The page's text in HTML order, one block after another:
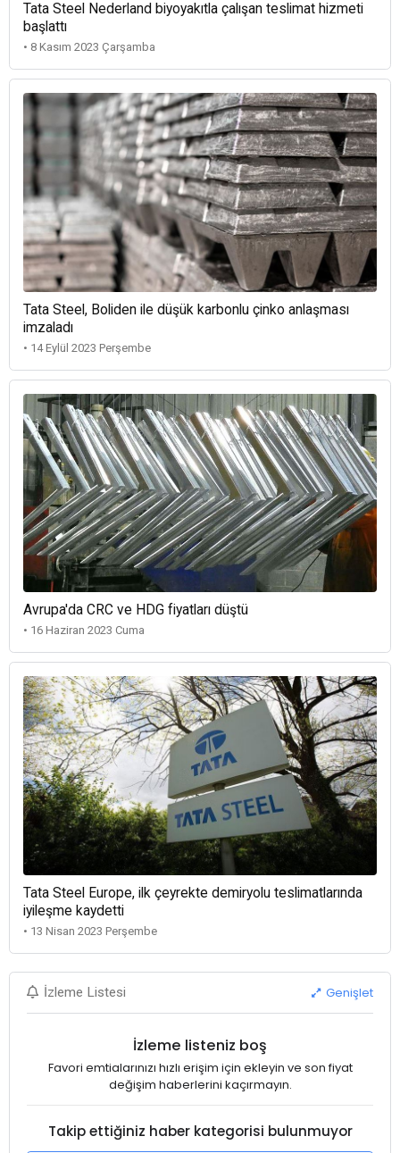
Tata Steel Nederland biyoyakıtla çalışan teslimat hizmeti
başlattı
• 8 Kasım 2023 Çarşamba
Tata Steel, Boliden ile düşük karbonlu çinko anlaşması
imzaladı
• 14 Eylül 2023 Perşembe
Avrupa'da CRC ve HDG fiyatları düştü
• 16 Haziran 2023 Cuma
Tata Steel Europe, ilk çeyrekte demiryolu teslimatlarında
iyileşme kaydetti
• 13 Nisan 2023 Perşembe
İzleme Listesi Genişlet
İzleme listeniz boş
Favori emtialarınızı hızlı erişim için ekleyin ve son fiyat
değişim haberlerini kaçırmayın.
Takip ettiğiniz haber kategorisi bulunmuyor